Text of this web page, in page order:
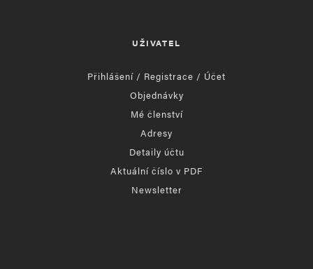
UŽIVATEL
Přihlášení / Registrace / Účet
Objednávky
Mé členství
Adresy
Detaily účtu
Aktuální číslo v PDF
Newsletter